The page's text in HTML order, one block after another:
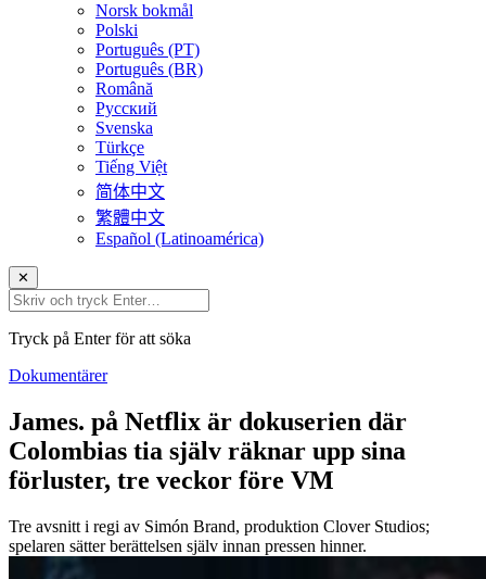
Norsk bokmål
Polski
Português (PT)
Português (BR)
Română
Русский
Svenska
Türkçe
Tiếng Việt
简体中文
繁體中文
Español (Latinoamérica)
✕
Tryck på Enter för att söka
Dokumentärer
James. på Netflix är dokuserien där
Colombias tia själv räknar upp sina
förluster, tre veckor före VM
Tre avsnitt i regi av Simón Brand, produktion Clover Studios;
spelaren sätter berättelsen själv innan pressen hinner.